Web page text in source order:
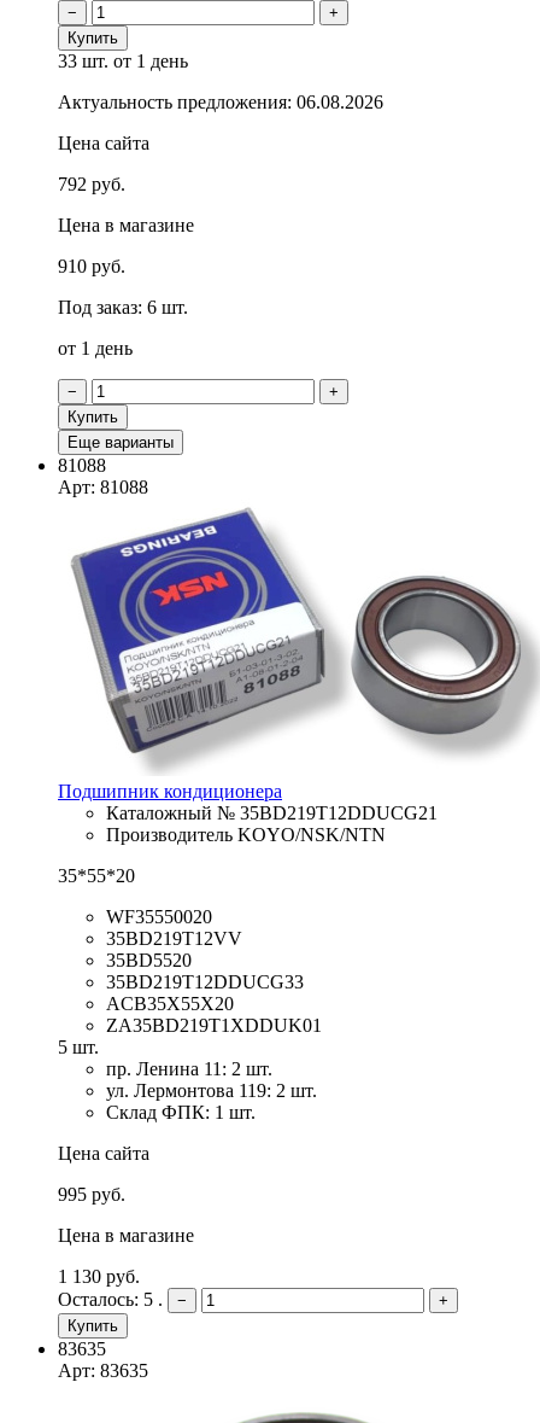
−
+
Купить
33 шт. от 1 день
Актуальность предложения: 06.08.2026
Цена сайта
792 руб.
Цена в магазине
910 руб.
Под заказ: 6 шт.
от 1 день
−
+
Купить
Еще варианты
81088
Арт: 81088
Подшипник кондиционера
Каталожный № 35BD219T12DDUCG21
Производитель KOYO/NSK/NTN
35*55*20
WF35550020
35BD219T12VV
35BD5520
35BD219T12DDUCG33
ACB35X55X20
ZA35BD219T1XDDUK01
5 шт.
пр. Ленина 11: 2 шт.
ул. Лермонтова 119: 2 шт.
Склад ФПК: 1 шт.
Цена сайта
995 руб.
Цена в магазине
1 130 руб.
Осталось: 5 .
−
+
Купить
83635
Арт: 83635